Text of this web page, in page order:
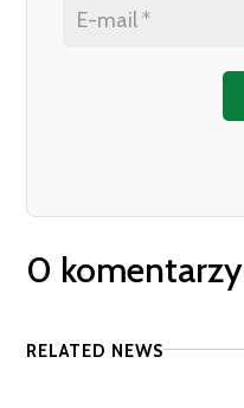
0 komentarzy
RELATED NEWS